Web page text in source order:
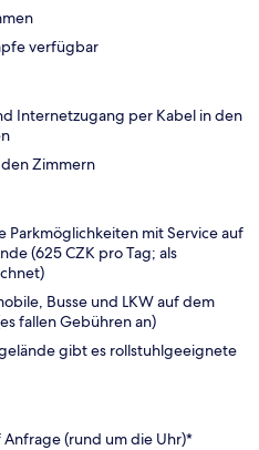
verfügbar
Internetzugang per Kabel in den
Zimmern
Parkmöglichkeiten mit Service auf
(625 CZK pro Tag; als
Busse und LKW auf dem
fallen Gebühren an)
gibt es rollstuhlgeeignete
(rund um die Uhr)*